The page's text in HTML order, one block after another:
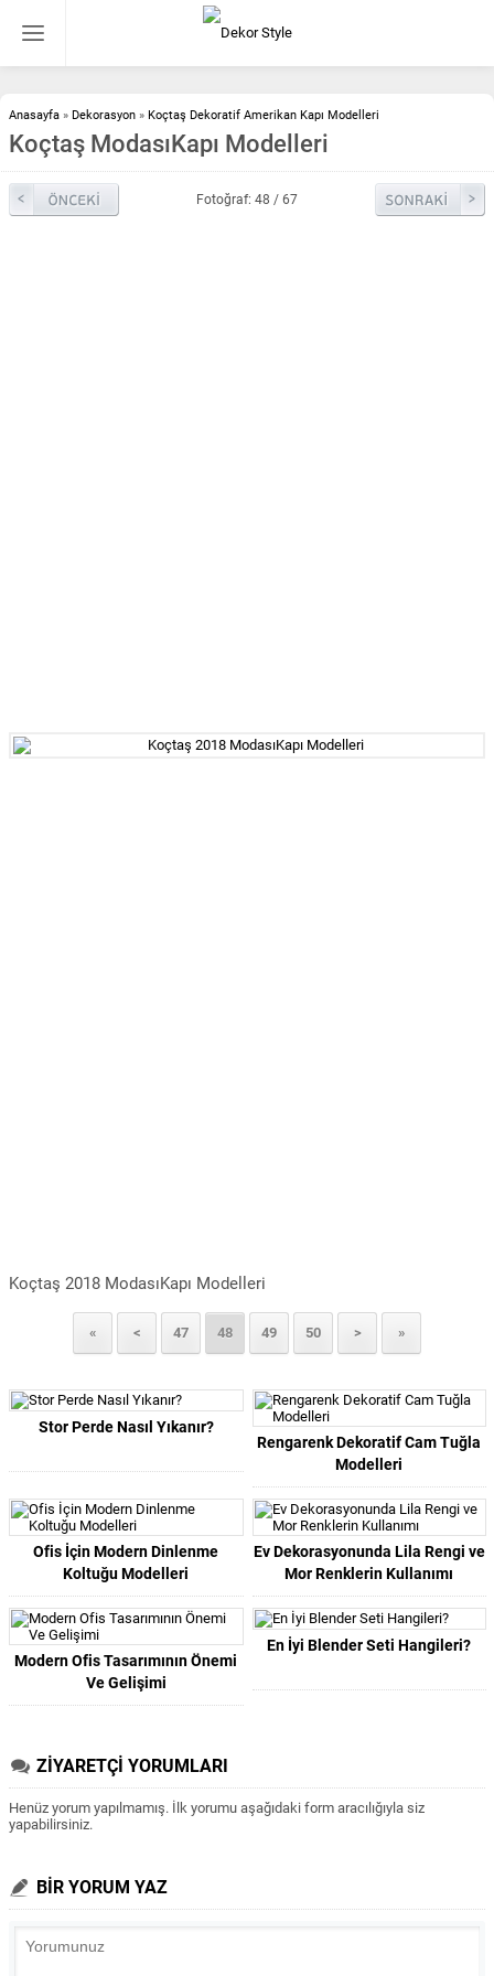
Anasayfa » Dekorasyon » Koçtaş Dekoratif Amerikan Kapı Modelleri
Koçtaş ModasıKapı Modelleri
Fotoğraf: 48 / 67
Koçtaş 2018 ModasıKapı Modelleri
« < 47 48 49 50 > »
Stor Perde Nasıl Yıkanır?
Rengarenk Dekoratif Cam Tuğla
Modelleri
Ofis İçin Modern Dinlenme
Koltuğu Modelleri
Ev Dekorasyonunda Lila Rengi ve
Mor Renklerin Kullanımı
Modern Ofis Tasarımının Önemi
Ve Gelişimi
En İyi Blender Seti Hangileri?
ZİYARETÇİ YORUMLARI
Henüz yorum yapılmamış. İlk yorumu aşağıdaki form aracılığıyla siz
yapabilirsiniz.
BİR YORUM YAZ